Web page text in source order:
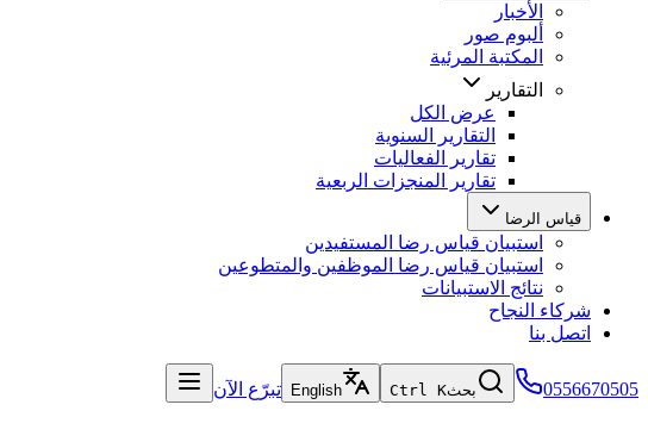
الأخبار
ألبوم صور
المكتبة المرئية
التقارير
عرض الكل
التقارير السنوية
تقارير الفعاليات
تقارير المنجزات الربعية
قياس الرضا
استبيان قياس رضا المستفيدين
استبيان قياس رضا الموظفين والمتطوعين
نتائج الاستبيانات
شركاء النجاح
اتصل بنا
0556670505 بحثCtrl K
English تبرّع الآن